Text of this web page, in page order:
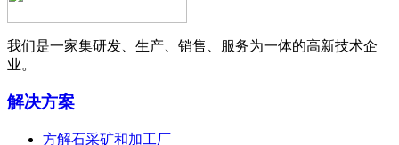
我们是一家集研发、生产、销售、服务为一体的高新技术企
业。
解决方案
方解石采矿和加工厂